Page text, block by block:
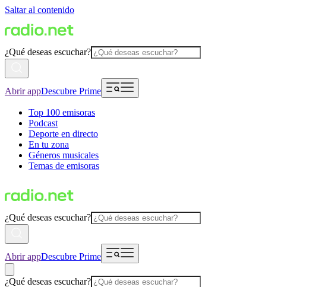
Saltar al contenido
¿Qué deseas escuchar?
Abrir appDescubre Prime
Top 100 emisoras
Podcast
Deporte en directo
En tu zona
Géneros musicales
Temas de emisoras
¿Qué deseas escuchar?
Abrir appDescubre Prime
¿Qué deseas escuchar?